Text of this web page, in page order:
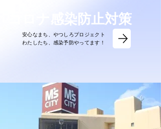
コロナ感染防止対策
安心なまち、やつしろプロジェクト
​わたしたち、感染予防やってます！